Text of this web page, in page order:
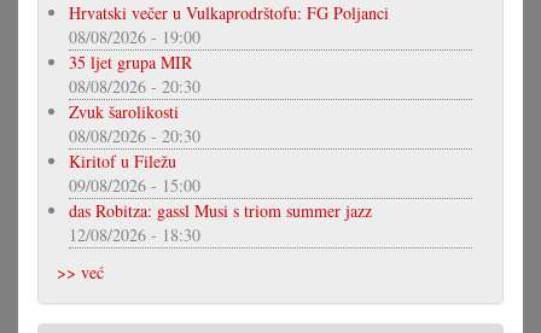
Hrvatski večer u Vulkaprodrštofu: FG Poljanci
08/08/2026 - 19:00
35 ljet grupa MIR
08/08/2026 - 20:30
Zvuk šarolikosti
08/08/2026 - 20:30
Kiritof u Filežu
09/08/2026 - 15:00
das Robitza: gassl Musi s triom summer jazz
12/08/2026 - 18:30
>> već